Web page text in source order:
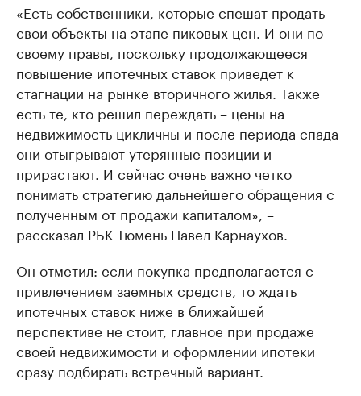
«Есть собственники, которые спешат продать
свои объекты на этапе пиковых цен. И они по-
своему правы, поскольку продолжающееся
повышение ипотечных ставок приведет к
стагнации на рынке вторичного жилья. Также
есть те, кто решил переждать – цены на
недвижимость цикличны и после периода спада
они отыгрывают утерянные позиции и
прирастают. И сейчас очень важно четко
понимать стратегию дальнейшего обращения с
полученным от продажи капиталом», –
рассказал РБК Тюмень Павел Карнаухов.
Он отметил: если покупка предполагается с
привлечением заемных средств, то ждать
ипотечных ставок ниже в ближайшей
перспективе не стоит, главное при продаже
своей недвижимости и оформлении ипотеки
сразу подбирать встречный вариант.